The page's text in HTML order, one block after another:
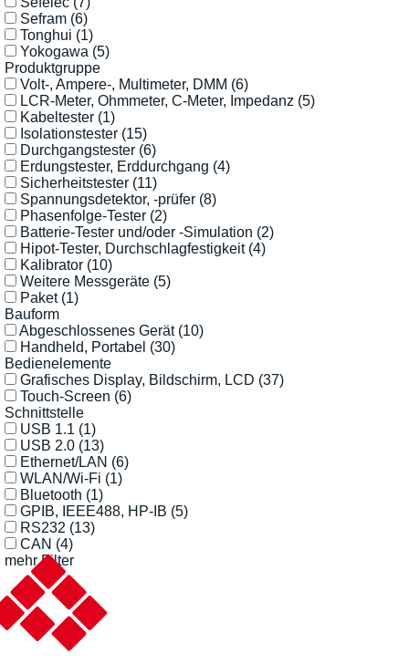
Sefram (6)
Tonghui (1)
Yokogawa (5)
Produktgruppe
Volt-, Ampere-, Multimeter, DMM (6)
LCR-Meter, Ohmmeter, C-Meter, Impedanz (5)
Kabeltester (1)
Isolationstester (15)
Durchgangstester (6)
Erdungstester, Erddurchgang (4)
Sicherheitstester (11)
Spannungsdetektor, -prüfer (8)
Phasenfolge-Tester (2)
Batterie-Tester und/oder -Simulation (2)
Hipot-Tester, Durchschlagfestigkeit (4)
Kalibrator (10)
Weitere Messgeräte (5)
Paket (1)
Bauform
Abgeschlossenes Gerät (10)
Handheld, Portabel (30)
Bedienelemente
Grafisches Display, Bildschirm, LCD (37)
Touch-Screen (6)
Schnittstelle
USB 1.1 (1)
USB 2.0 (13)
Ethernet/LAN (6)
WLAN/Wi-Fi (1)
Bluetooth (1)
GPIB, IEEE488, HP-IB (5)
RS232 (13)
CAN (4)
mehr Filter